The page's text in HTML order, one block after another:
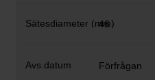
46
Förfrågan